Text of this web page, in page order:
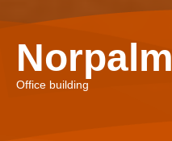
Office building